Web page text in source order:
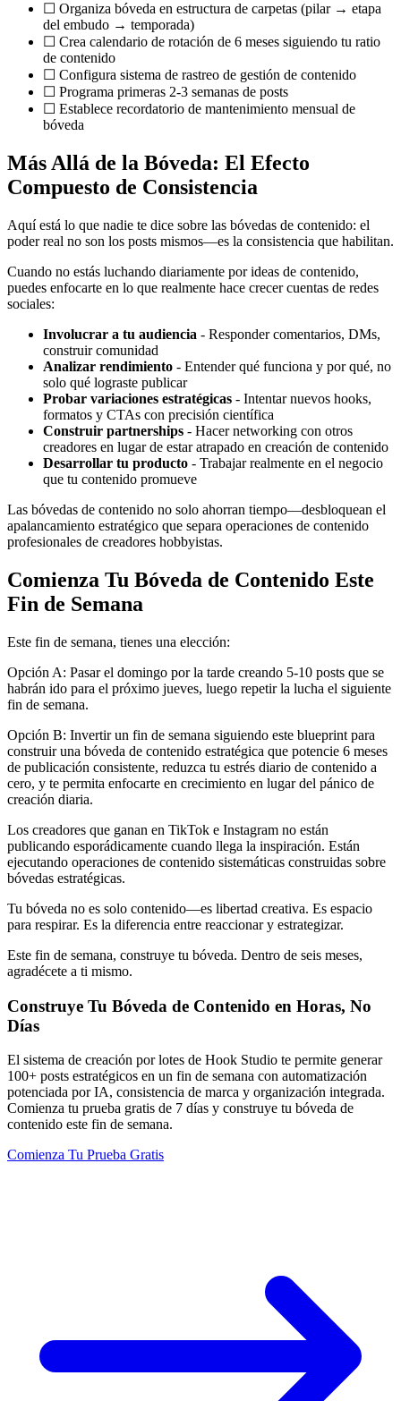
☐ Organiza bóveda en estructura de carpetas (pilar → etapa
del embudo → temporada)
☐ Crea calendario de rotación de 6 meses siguiendo tu ratio
de contenido
☐ Configura sistema de rastreo de gestión de contenido
☐ Programa primeras 2-3 semanas de posts
☐ Establece recordatorio de mantenimiento mensual de
bóveda
Más Allá de la Bóveda: El Efecto
Compuesto de Consistencia
Aquí está lo que nadie te dice sobre las bóvedas de contenido: el
poder real no son los posts mismos—es la consistencia que habilitan.
Cuando no estás luchando diariamente por ideas de contenido,
puedes enfocarte en lo que realmente hace crecer cuentas de redes
sociales:
Involucrar a tu audiencia - Responder comentarios, DMs,
construir comunidad
Analizar rendimiento - Entender qué funciona y por qué, no
solo qué lograste publicar
Probar variaciones estratégicas - Intentar nuevos hooks,
formatos y CTAs con precisión científica
Construir partnerships - Hacer networking con otros
creadores en lugar de estar atrapado en creación de contenido
Desarrollar tu producto - Trabajar realmente en el negocio
que tu contenido promueve
Las bóvedas de contenido no solo ahorran tiempo—desbloquean el
apalancamiento estratégico que separa operaciones de contenido
profesionales de creadores hobbyistas.
Comienza Tu Bóveda de Contenido Este
Fin de Semana
Este fin de semana, tienes una elección:
Opción A: Pasar el domingo por la tarde creando 5-10 posts que se
habrán ido para el próximo jueves, luego repetir la lucha el siguiente
fin de semana.
Opción B: Invertir un fin de semana siguiendo este blueprint para
construir una bóveda de contenido estratégica que potencie 6 meses
de publicación consistente, reduzca tu estrés diario de contenido a
cero, y te permita enfocarte en crecimiento en lugar del pánico de
creación diaria.
Los creadores que ganan en TikTok e Instagram no están
publicando esporádicamente cuando llega la inspiración. Están
ejecutando operaciones de contenido sistemáticas construidas sobre
bóvedas estratégicas.
Tu bóveda no es solo contenido—es libertad creativa. Es espacio
para respirar. Es la diferencia entre reaccionar y estrategizar.
Este fin de semana, construye tu bóveda. Dentro de seis meses,
agradécete a ti mismo.
Construye Tu Bóveda de Contenido en Horas, No
Días
El sistema de creación por lotes de Hook Studio te permite generar
100+ posts estratégicos en un fin de semana con automatización
potenciada por IA, consistencia de marca y organización integrada.
Comienza tu prueba gratis de 7 días y construye tu bóveda de
contenido este fin de semana.
Comienza Tu Prueba Gratis